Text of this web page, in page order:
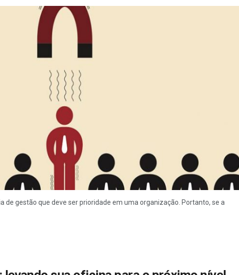
de gestão que deve ser prioridade em uma organização. Portanto, se a